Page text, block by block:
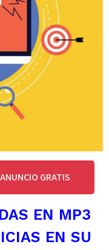
GRATIS
EN MP3
EN SU